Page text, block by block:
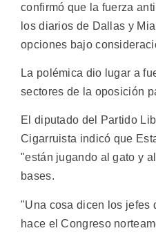
confirmó que la fuerza
los diarios de Dallas y
opciones bajo
La polémica dio lugar a
sectores de la oposición
El diputado del Partido
Cigarruista indicó que
"están jugando al gato y
bases.
"Una cosa dicen los jefes
hace el Congreso